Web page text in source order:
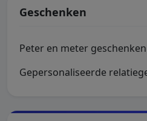
Geschenken
Peter en meter geschenken
Gepersonaliseerde